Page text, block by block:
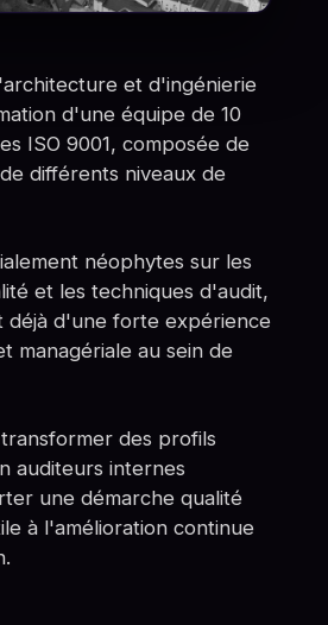
et d'ingénierie
d'une équipe de 10
ISO 9001, composée de
différents niveaux de
néophytes sur les
et les techniques d'audit,
déjà d'une forte expérience
managériale au sein de
des profils
auditeurs internes
une démarche qualité
à l'amélioration continue